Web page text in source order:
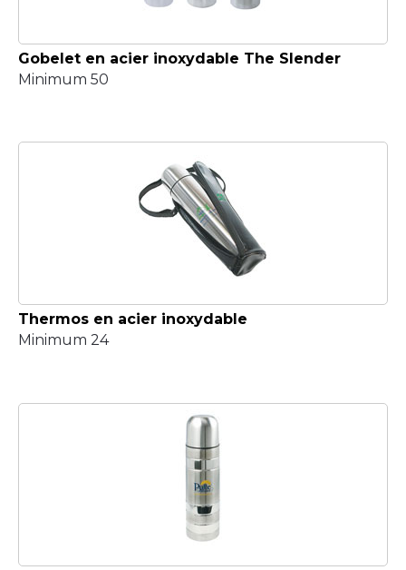
Gobelet en acier inoxydable The Slender
Minimum 50
Thermos en acier inoxydable
Minimum 24